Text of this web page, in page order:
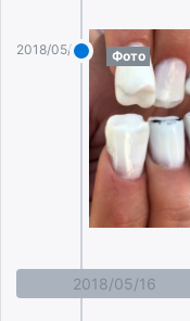
2018/05/17 Фото
2018/05/16